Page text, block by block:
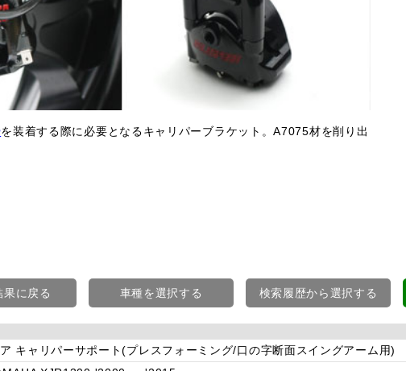
を装着する際に必要となるキャリパーブラケット。A7075材を削り出
に戻る 車種を選択する 検索履歴から選択する
ア キャリパーサポート(プレスフォーミング/口の字断面スイングアーム用)